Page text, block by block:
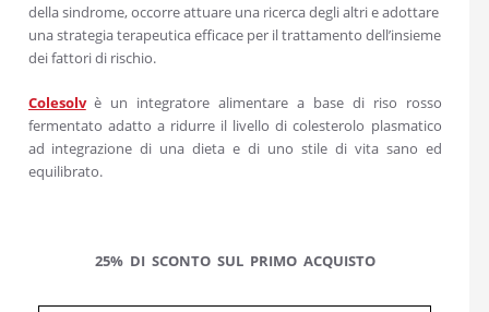
della sindrome, occorre attuare una ricerca degli altri e adottare
una strategia terapeutica efficace per il trattamento dell’insieme
dei fattori di rischio.
Colesolvè un integratore alimentare a base di riso rosso
fermentato adatto a ridurre il livello di colesterolo plasmatico
ad integrazione di una dieta e di uno stile di vita sano ed
equilibrato.
25% DI SCONTO SUL PRIMO ACQUISTO